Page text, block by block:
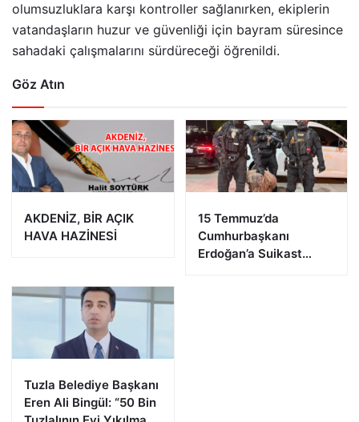
olumsuzluklara karşı kontroller sağlanırken, ekiplerin
vatandaşların huzur ve güvenliği için bayram süresince
sahadaki çalışmalarını sürdüreceği öğrenildi.
Göz Atın
AKDENİZ, BİR AÇIK
HAVA HAZİNESİ
15 Temmuz’da
Cumhurbaşkanı
Erdoğan’a Suikast
Tuzla Belediye Başkanı
Eren Ali Bingül: “50 Bin